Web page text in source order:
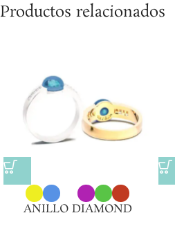
Productos relacionados
ANILLO DIAMOND